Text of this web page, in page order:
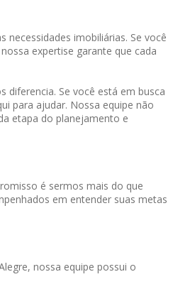
imobiliárias. Se você
expertise garante que cada
Se você está em busca
para ajudar. Nossa equipe não
etapa do planejamento e
é sermos mais do que
em entender suas metas
nossa equipe possui o